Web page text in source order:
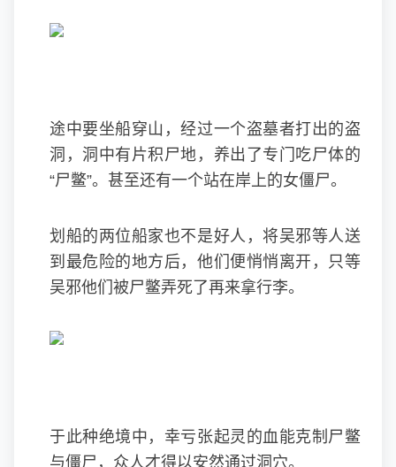
途中要坐船穿山，经过一个盗墓者打出的盗
洞，洞中有片积尸地，养出了专门吃尸体的
“尸鳖”。甚至还有一个站在岸上的女僵尸。
划船的两位船家也不是好人，将吴邪等人送
到最危险的地方后，他们便悄悄离开，只等
吴邪他们被尸鳖弄死了再来拿行李。
于此种绝境中，幸亏张起灵的血能克制尸鳖
与僵尸，众人才得以安然通过洞穴。